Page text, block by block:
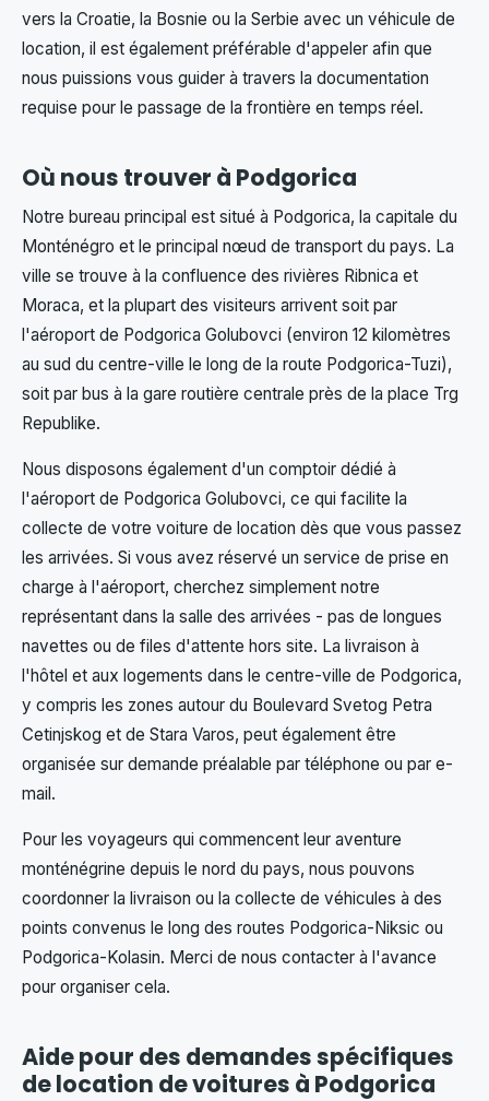
vers la Croatie, la Bosnie ou la Serbie avec un véhicule de
location, il est également préférable d'appeler afin que
nous puissions vous guider à travers la documentation
requise pour le passage de la frontière en temps réel.
Où nous trouver à Podgorica
Notre bureau principal est situé à Podgorica, la capitale du
Monténégro et le principal nœud de transport du pays. La
ville se trouve à la confluence des rivières Ribnica et
Moraca, et la plupart des visiteurs arrivent soit par
l'aéroport de Podgorica Golubovci (environ 12 kilomètres
au sud du centre-ville le long de la route Podgorica-Tuzi),
soit par bus à la gare routière centrale près de la place Trg
Republike.
Nous disposons également d'un comptoir dédié à
l'aéroport de Podgorica Golubovci, ce qui facilite la
collecte de votre voiture de location dès que vous passez
les arrivées. Si vous avez réservé un service de prise en
charge à l'aéroport, cherchez simplement notre
représentant dans la salle des arrivées - pas de longues
navettes ou de files d'attente hors site. La livraison à
l'hôtel et aux logements dans le centre-ville de Podgorica,
y compris les zones autour du Boulevard Svetog Petra
Cetinjskog et de Stara Varos, peut également être
organisée sur demande préalable par téléphone ou par e-
mail.
Pour les voyageurs qui commencent leur aventure
monténégrine depuis le nord du pays, nous pouvons
coordonner la livraison ou la collecte de véhicules à des
points convenus le long des routes Podgorica-Niksic ou
Podgorica-Kolasin. Merci de nous contacter à l'avance
pour organiser cela.
Aide pour des demandes spécifiques
de location de voitures à Podgorica